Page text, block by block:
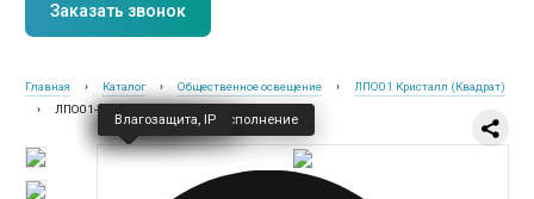
Заказать звонок
Главная › Каталог › Общественное освещение ›
ЛПО01 Кристалл (Квадрат)
›
ЛПО01-2х36-014 Кристалл
Класс защиты — I
Напряжение
Частота
Климатическое исполнение
Влагозащита, IP